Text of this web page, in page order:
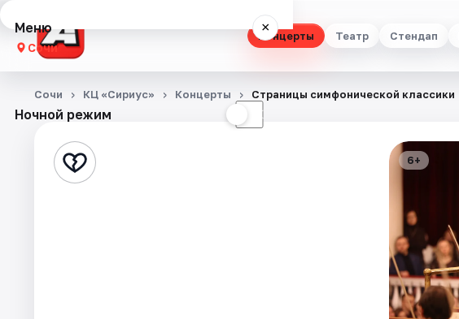
Концерты Театр Стендап
Меню ×
Сочи
Концерты
Стендап
Ночной режим ☾
Сочи КЦ «Сириус» Концерты Страницы симфонической классики
6+